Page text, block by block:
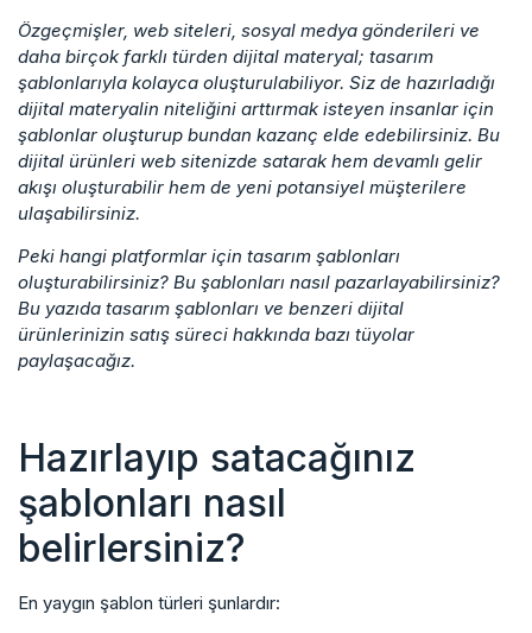
Özgeçmişler, web siteleri, sosyal medya gönderileri ve
daha birçok farklı türden dijital materyal; tasarım
şablonlarıyla kolayca oluşturulabiliyor. Siz de hazırladığı
dijital materyalin niteliğini arttırmak isteyen insanlar için
şablonlar oluşturup bundan kazanç elde edebilirsiniz. Bu
dijital ürünleri web sitenizde satarak hem devamlı gelir
akışı oluşturabilir hem de yeni potansiyel müşterilere
ulaşabilirsiniz.
Peki hangi platformlar için tasarım şablonları
oluşturabilirsiniz? Bu şablonları nasıl pazarlayabilirsiniz?
Bu yazıda tasarım şablonları ve benzeri dijital
ürünlerinizin satış süreci hakkında bazı tüyolar
paylaşacağız.
Hazırlayıp satacağınız
şablonları nasıl
belirlersiniz?
En yaygın şablon türleri şunlardır: